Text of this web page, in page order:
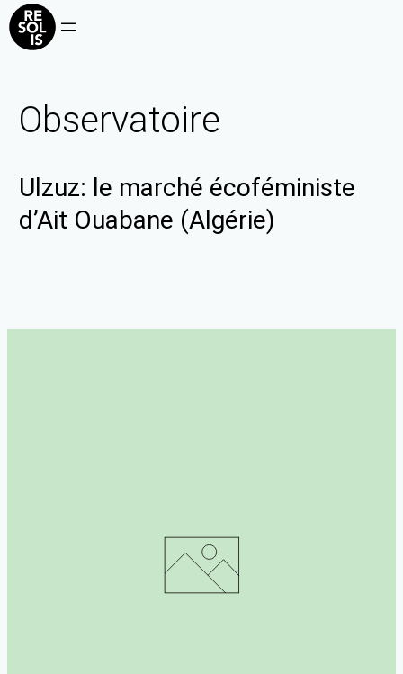
Observatoire
Ulzuz: le marché écoféministe
d’Ait Ouabane (Algérie)